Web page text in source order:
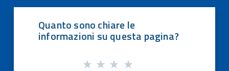
Quanto sono chiare le
informazioni su questa pagina?